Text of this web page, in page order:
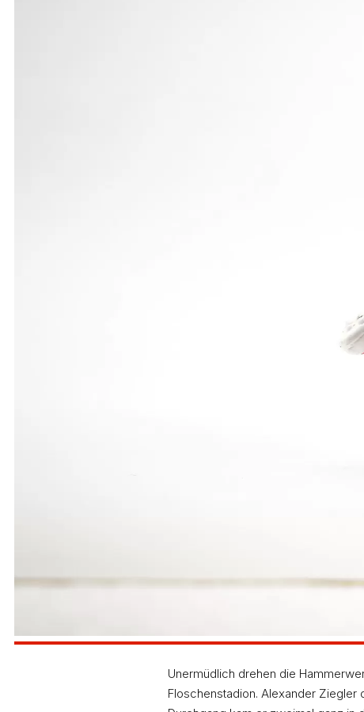
Unermüdlich drehen die
Floschenstadion. Alexander Ziegler
Gleich dreimal verbesserte Raphael Krätschmer in
sein dritter mit 51,37 m und der fünfte sogar mit